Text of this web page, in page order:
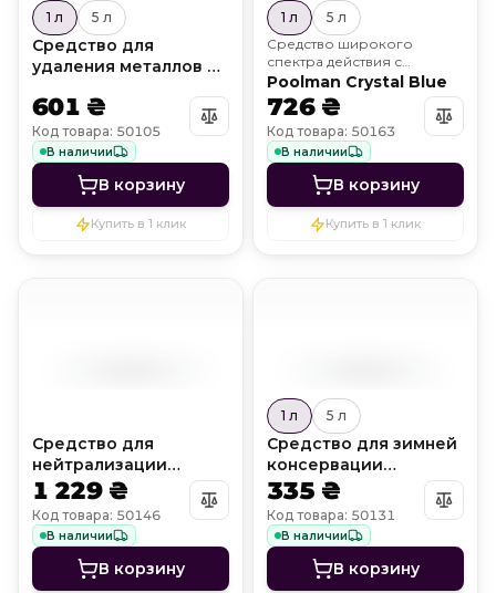
1 л 5 л
Средство для
удаления металлов из
Metall Off
601 ₴
Код товара: 50105
В наличии
В корзину
Купить в 1 клик
1 л
5 л
Средство широкого
спектра действия с
обеззараживающим
эффектом
Poolman Crystal Blue
726 ₴
Код товара: 50163
В наличии
В корзину
Купить в 1 клик
Средство для
нейтрализации
избыточного хлора
Chlorine Off
1 229 ₴
Код товара: 50146
В наличии
В корзину
1 л 5 л
Средство для зимней
консервации
бассейна WinterCare
335 ₴
Код товара: 50131
В наличии
В корзину